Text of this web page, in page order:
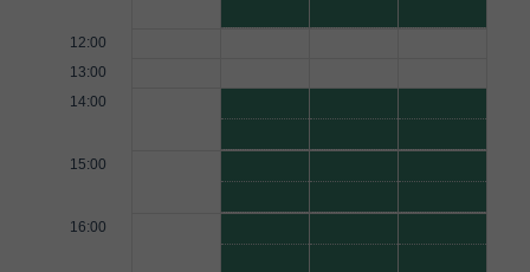
12:00
13:00
14:00
15:00
16:00